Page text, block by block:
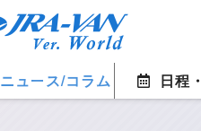
ニュース/コラム 日程